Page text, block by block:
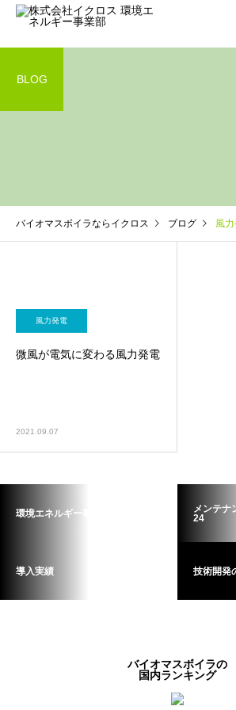
BLOG
バイオマスボイラならイクロス ブログ 風
風力発電
微風が電気に変わる風力発電
2021.09.07
環境エネルギー事業部について
メンテナ
24
導入実績 技術開発
バイオマスボイラの
国内ランキング